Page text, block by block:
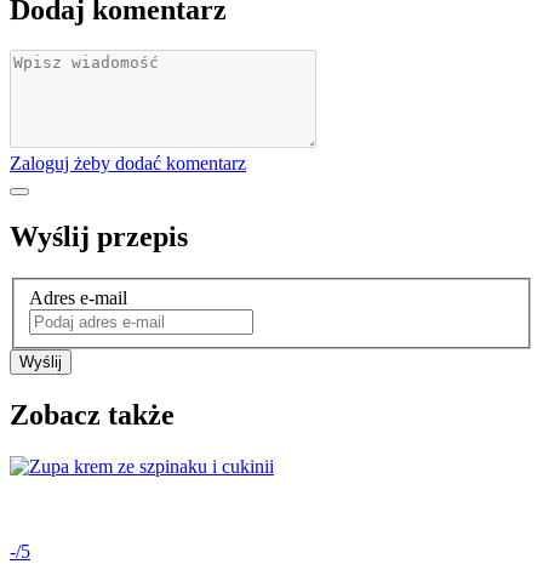
Dodaj komentarz
Zaloguj żeby dodać komentarz
Wyślij przepis
Adres e-mail
Wyślij
Zobacz także
-/5